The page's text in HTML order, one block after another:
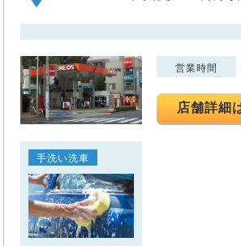
営業時間
店舗詳細
手洗い洗車